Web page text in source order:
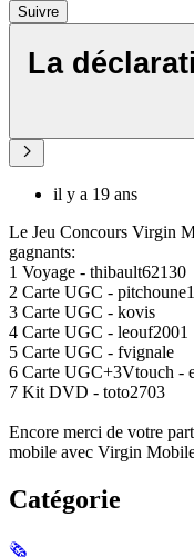
Suivre
La
il y a 19 ans
Le Jeu Concours Virgin
gagnants:
1 Voyage - thibault62130
2 Carte UGC -
3 Carte UGC - kovis
4 Carte UGC - leouf2001
5 Carte UGC - fvignale
6 Carte UGC+3Vtouch -
7 Kit DVD - toto2703
Encore merci de votre
mobile avec Virgin
Catégorie
🗞